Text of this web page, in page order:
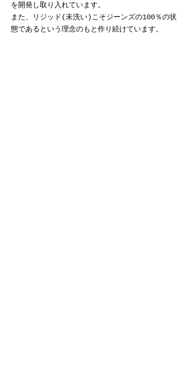
を開発し取り入れています。
また、リジッド(未洗い)こそジーンズの100％の状
態であるという理念のもと作り続けています。